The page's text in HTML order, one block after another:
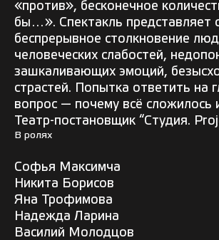
«против», бесконечное
бы…». Спектакль представляет
беспрерывное столкновение
человеческих слабостей,
зашкаливающих эмоций,
страстей. Попытка ответить на
вопрос — почему всё сложилось
Театр-постановщик “Студия.
В ролях
Софья Максимча
Никита Борисов
Яна Трофимова
Надежда Ларина
Василий Молодцов